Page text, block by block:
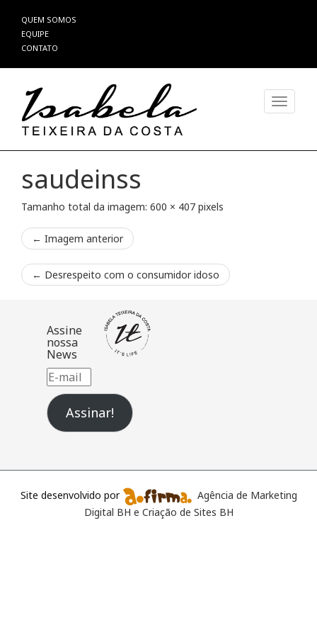
Pular
para
o
QUEM SOMOS
EQUIPE
CONTATO
saudeinss
Tamanho total da imagem: 600 × 407 pixels
← Imagem anterior
← Desrespeito com o consumidor idoso
Assine
nossa
News
E-
mail
Assinar!
Site desenvolvido por
Agência de Marketing
Digital BH e Criação de Sites BH